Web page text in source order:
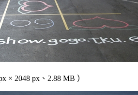
× 2048 px、2.88 MB ）